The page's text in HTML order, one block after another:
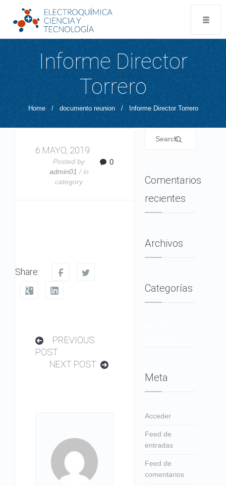
Informe Director
Torrero
Home / documento reunion / Informe Director Torrero
6 MAYO, 2019
Posted by
admin01 / in
category
0
Share:
PREVIOUS
POST
NEXT POST
Comentarios
recientes
Archivos
Categorías
Meta
Acceder
Feed de
entradas
Feed de
comentarios